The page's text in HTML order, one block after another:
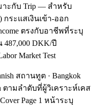
าะกับ Trip — สำหรับ
กระแสเงินเข้า-ออก
ตรงกับอาชีพที่ระบุ
487,000 DKK/ปี
Market Test
สถานทูต · Bangkok
ตามลำดับที่ผู้วิเคราะห์เคส
Page 1 หน้าระบุ